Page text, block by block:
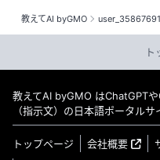
教えてAI byGMO
ト
教えてAI byGMO はChatGPT
（指示文）の日本語ポータルサ
トップページ 会社概要